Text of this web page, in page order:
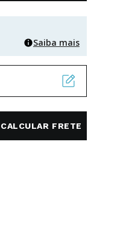
Saiba mais